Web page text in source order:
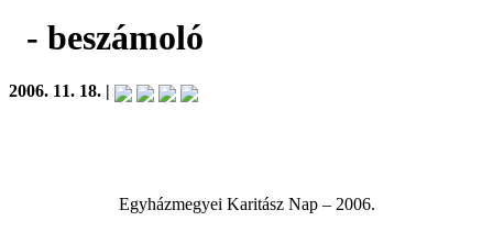
- beszámoló
2006. 11. 18. |
Egyházmegyei Karitász Nap – 2006.